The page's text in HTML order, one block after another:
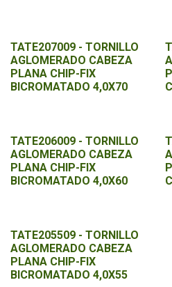
TATE207009 - TORNILLO
AGLOMERADO CABEZA
PLANA CHIP-FIX
BICROMATADO 4,0X70
TATE206009 - TORNILLO
AGLOMERADO CABEZA
PLANA CHIP-FIX
BICROMATADO 4,0X60
TATE205509 - TORNILLO
AGLOMERADO CABEZA
PLANA CHIP-FIX
BICROMATADO 4,0X55